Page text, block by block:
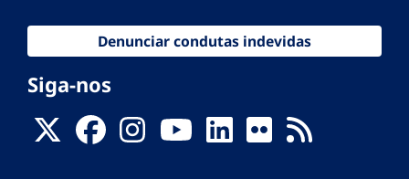
Denunciar condutas indevidas
Siga-nos